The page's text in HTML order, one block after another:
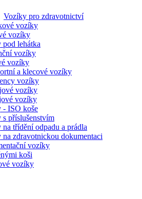
Vozíky pro zdravotnictví
vozíky
vozíky
lehátka
vozíky
vozíky
a klecové vozíky
vozíky
vozíky
vozíky
- ISO koše
příslušenstvím
třídění odpadu a prádla
na zdravotnickou dokumentaci
vozíky
koši
vozíky